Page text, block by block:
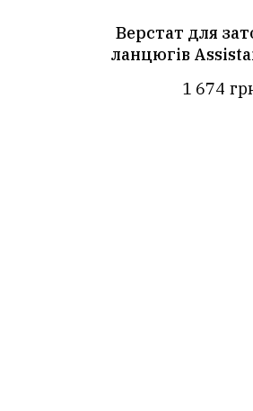
Верстат для
ланцюгів
1 674